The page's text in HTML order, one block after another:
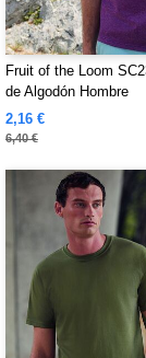
Fruit of the Loom
de Algodón Hombre
2,16 €
6,40 €